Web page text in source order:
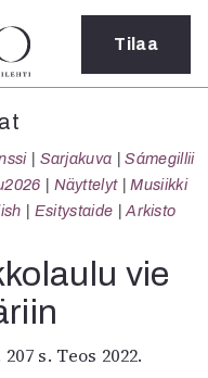
Tilaa
Sarjakuva
Sámegillii
Näyttelyt
Musiikki
Esitystaide Arkisto
vie
207 s. Teos 2022.